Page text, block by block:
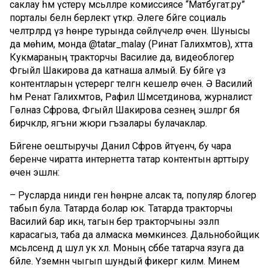
саклау һәм үстерү мәсьәләләре комиссиясе “Матбугат.ру”
порталы белән берлектә үткәрә. Әлеге бәйге социаль
челтәрләрдә үз һөнәре турында сөйләүчеләр өчен. Шунысы
да мөһим, монда @tatar_malay (Ринат Галиәхмәтов), хәтта
Кукмараның тракторчы Василие да, видеоблогер
Фәгыйлә Шакирова да катнаша алмый. Бу бәйге үз
контентларын үстерергә теләгән кешеләр өчен. Ә Василий
һәм Ренат Галиәхмәтов, Рафилә Шәмсетдинова, журналист
Гөлназ Сәфәрова, Фәгыйлә Шакирова сезнең эшләргә бәя
бирәчәкләр, ягъни жюри әгъзалары булачаклар.
Бәйгене оештыручы Данил Сәфәров әйтүенчә, бу чара
беренче чиратта интернетта татар контентын арттыру
өчен эшләнә:
– Русларда нинди генә һөнәрне алсак та, популяр блогер
табып була. Татарда болар юк. Татарда тракторчы
Василий бар икән, тагын бер тракторчыны эзләп
карасагыз, таба да алмаска мөмкинсез. Дальнобойщик
мәсьәләсендә дә шул ук хәл. Моның сәбәбе татарча язуга да
бәйле. Үземнән чыгып шундый фикергә киләм. Минем